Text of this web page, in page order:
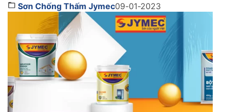
Sơn Chống Thấm Jymec09-01-2023